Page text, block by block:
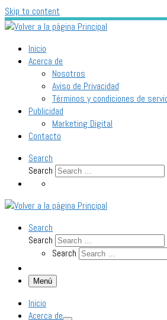
Skip to content
Inicio
Acerca de
Nosotros
Aviso de Privacidad
Términos y condiciones de
Publicidad
Marketing Digital
Contacto
Search
Search
Search
Search
Search
Menú
Inicio
Acerca de